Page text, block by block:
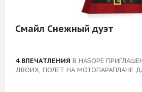
Смайл Снежный дуэт
4 ВПЕЧАТЛЕНИЯ В НАБОРЕ
ДВОИХ, ПОЛЕТ НА МОТОПАРАПЛАНЕ